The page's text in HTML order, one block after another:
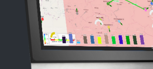
Мониторинг напряжения